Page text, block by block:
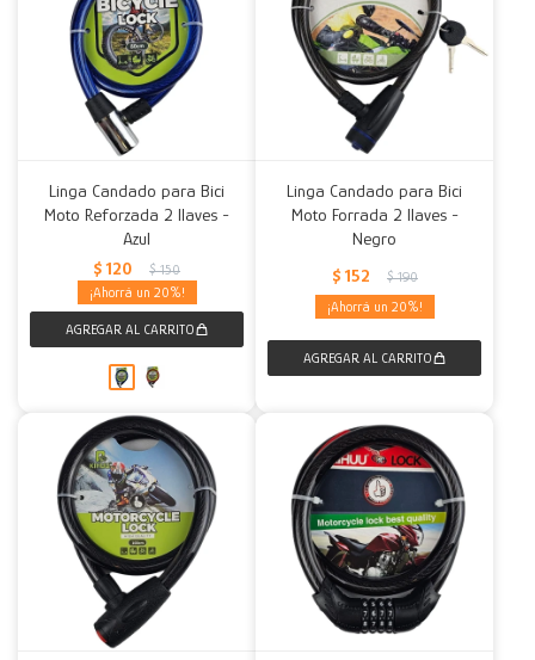
Linga Candado para Bici
Moto Reforzada 2 llaves -
Azul
$ 120 $ 150
20
Linga Candado para Bici
Moto Forrada 2 llaves -
Negro
$ 152 $ 190
20